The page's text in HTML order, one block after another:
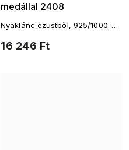
medállal 2408
16 246 Ft
Nyaklánc ezüstből, 925/1000-es
kövekkel.